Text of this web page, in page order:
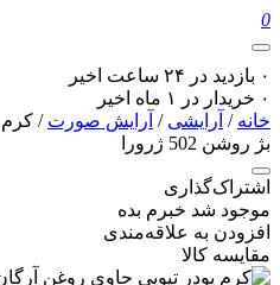
0
۰ بازدید در ۲۴ ساعت اخیر
۰ خریدار در ۱ ماه اخیر
خانه / آرایشی / آرایش صورت / کرم
بژ روشن 502 ژرورا
اشتراک‌گذاری
موجود شد خبرم بده
افزودن به علاقه‌مندی
مقایسه کالا